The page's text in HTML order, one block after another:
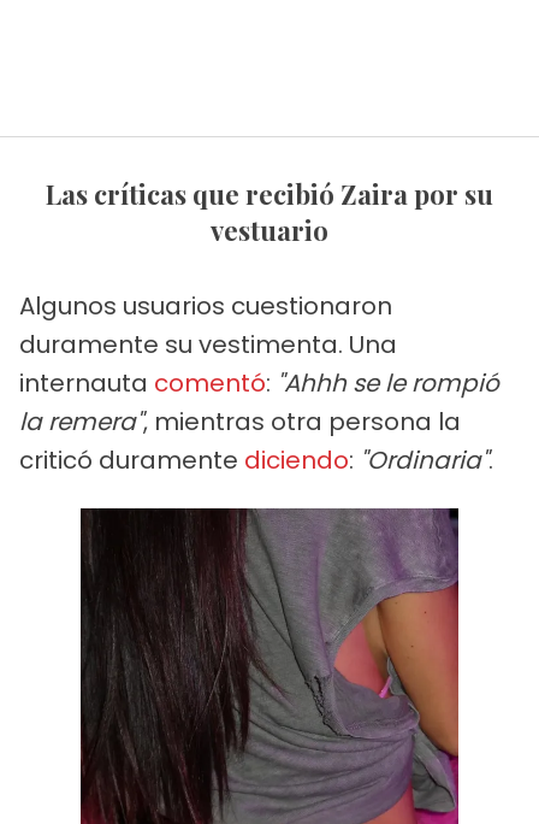
Las críticas que recibió Zaira por su
vestuario
Algunos usuarios cuestionaron
duramente su vestimenta. Una
internauta comentó: "Ahhh se le rompió
la remera", mientras otra persona la
criticó duramente diciendo: "Ordinaria".